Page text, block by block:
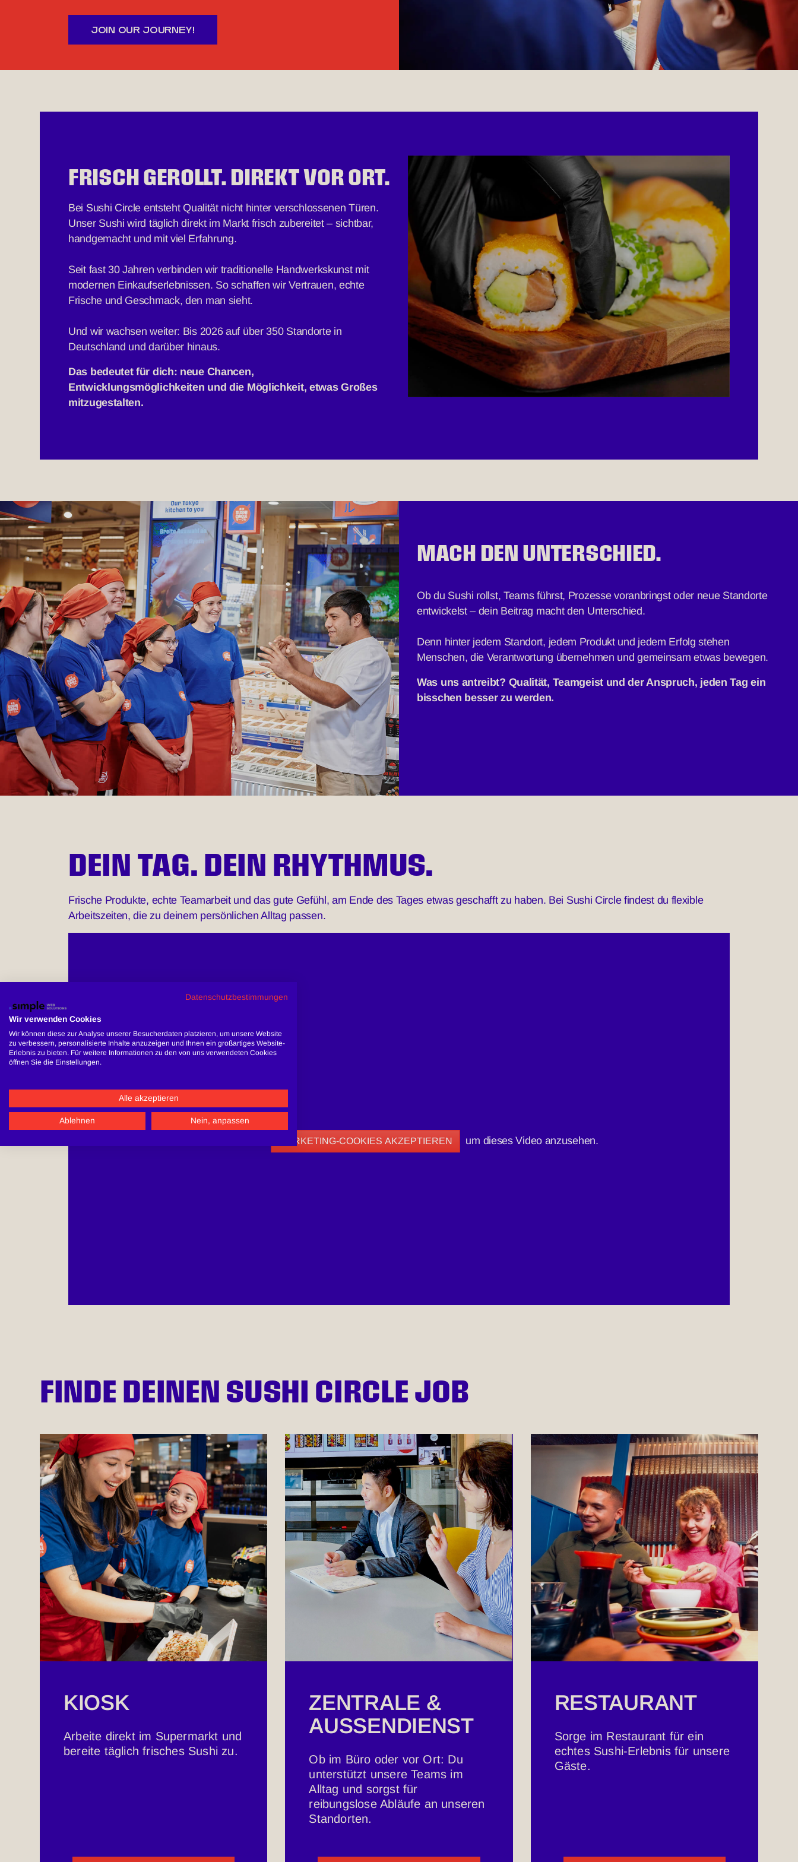
JOIN OUR JOURNEY!
FRISCH GEROLLT. DIREKT VOR ORT.
Bei Sushi Circle entsteht Qualität nicht hinter verschlossenen Türen.
Unser Sushi wird täglich direkt im Markt frisch zubereitet – sichtbar,
handgemacht und mit viel Erfahrung.
Seit fast 30 Jahren verbinden wir traditionelle Handwerkskunst mit
modernen Einkaufserlebnissen. So schaffen wir Vertrauen, echte
Frische und Geschmack, den man sieht.
Und wir wachsen weiter: Bis 2026 auf über 350 Standorte in
Deutschland und darüber hinaus.
Das bedeutet für dich: neue Chancen,
Entwicklungsmöglichkeiten und die Möglichkeit, etwas Großes
mitzugestalten.
MACH DEN UNTERSCHIED.
Ob du Sushi rollst, Teams führst, Prozesse voranbringst oder neue Standorte
entwickelst – dein Beitrag macht den Unterschied.
Denn hinter jedem Standort, jedem Produkt und jedem Erfolg stehen
Menschen, die Verantwortung übernehmen und gemeinsam etwas bewegen.
Was uns antreibt? Qualität, Teamgeist und der Anspruch, jeden Tag ein
bisschen besser zu werden.
DEIN TAG. DEIN RHYTHMUS.
Frische Produkte, echte Teamarbeit und das gute Gefühl, am Ende des Tages etwas geschafft zu haben. Bei Sushi Circle findest du flexible
Arbeitszeiten, die zu deinem persönlichen Alltag passen.
MARKETING-COOKIES AKZEPTIEREN um dieses Video anzusehen.
FINDE DEINEN SUSHI CIRCLE JOB
KIOSK
Arbeite direkt im Supermarkt und
bereite täglich frisches Sushi zu.
ZENTRALE &
AUSSENDIENST
Ob im Büro oder vor Ort: Du
unterstützt unsere Teams im
Alltag und sorgst für
reibungslose Abläufe an unseren
Standorten.
RESTAURANT
Sorge im Restaurant für ein
echtes Sushi-Erlebnis für unsere
Gäste.
Datenschutzbestimmungen
Wir verwenden Cookies
Wir können diese zur Analyse unserer Besucherdaten platzieren, um unsere Website
zu verbessern, personalisierte Inhalte anzuzeigen und Ihnen ein großartiges Website-
Erlebnis zu bieten. Für weitere Informationen zu den von uns verwendeten Cookies
öffnen Sie die Einstellungen.
Alle akzeptieren
Ablehnen Nein, anpassen